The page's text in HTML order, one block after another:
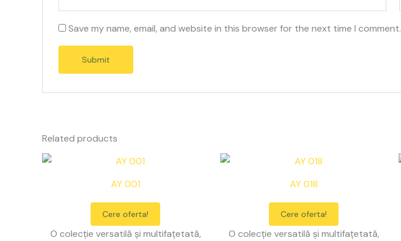
Save my name, email, and website in this browser for the next time I comment.
Related products
AY 001
Cere oferta!
O colecție versatilă și multifațetată,
AY 018
Cere oferta!
O colecție versatilă și multifațetată,